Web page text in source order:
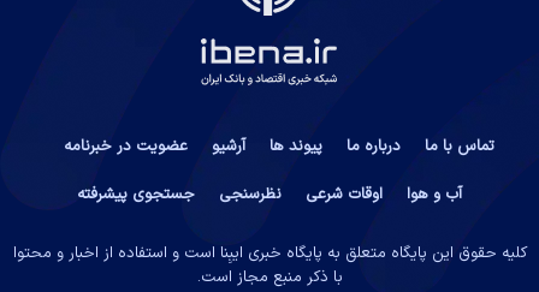
تماس با ما درباره ما پیوند ها آرشیو
عضویت در خبرنامه
آب و هوا
اوقات شرعی نظرسنجی جستجوی پیشرفته
کلیه حقوق این پایگاه متعلق به پایگاه خبری ایبِنا است و استفاده از اخبار و محتوا
با ذکر منبع مجاز است.